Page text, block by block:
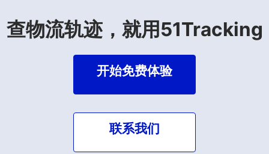
查物流轨迹，就用51Tracking
开始免费体验
联系我们